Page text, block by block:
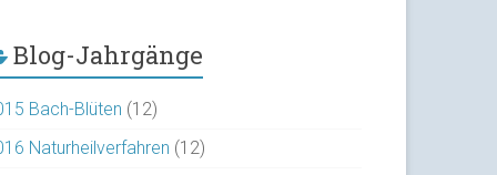
Blog-Jahrgänge
Bach-Blüten (12)
Naturheilverfahren (12)